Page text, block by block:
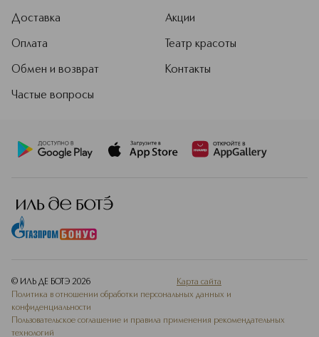
Доставка
Оплата
Обмен и возврат
Частые вопросы
Акции
Театр красоты
Контакты
© ИЛЬ ДЕ БОТЭ 2026
Карта сайта
Политика в отношении обработки персональных данных и
конфиденциальности
Пользовательское соглашение и правила применения рекомендательных
технологий